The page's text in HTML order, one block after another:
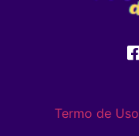
Termo de Uso